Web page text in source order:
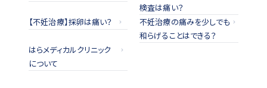
検査は痛い？
【不妊治療】採卵は痛い？
不妊治療の痛みを少しでも
和らげることはできる？
はらメディカルクリニック
について